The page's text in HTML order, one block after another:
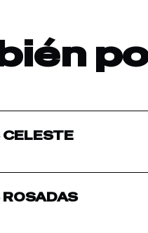
CELESTE
ROSADAS